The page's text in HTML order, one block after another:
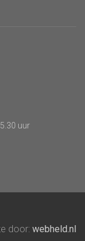
uur
door: webheld.nl